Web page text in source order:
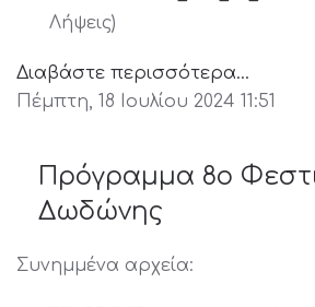
Λήψεις)
Διαβάστε περισσότερα...
Πέμπτη, 18 Ιουλίου 2024 11:51
Πρόγραμμα 8ο
Δωδώνης
Συνημμένα αρχεία: